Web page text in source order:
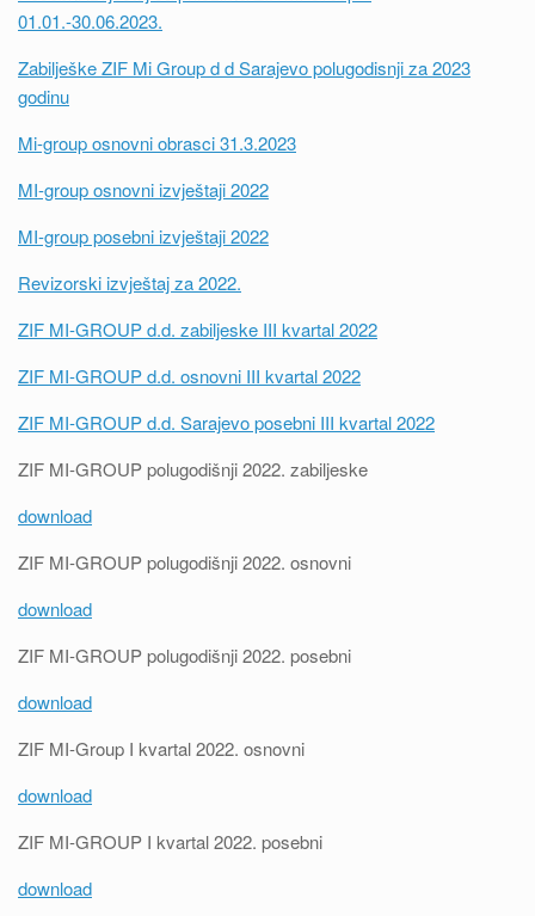
01.01.-30.06.2023.
Zabilješke ZIF Mi Group d d Sarajevo polugodisnji za 2023
godinu
Mi-group osnovni obrasci 31.3.2023
MI-group osnovni izvještaji 2022
MI-group posebni izvještaji 2022
Revizorski izvještaj za 2022.
ZIF MI-GROUP d.d. zabiljeske III kvartal 2022
ZIF MI-GROUP d.d. osnovni III kvartal 2022
ZIF MI-GROUP d.d. Sarajevo posebni III kvartal 2022
ZIF MI-GROUP polugodišnji 2022. zabiljeske
download
ZIF MI-GROUP polugodišnji 2022. osnovni
download
ZIF MI-GROUP polugodišnji 2022. posebni
download
ZIF MI-Group I kvartal 2022. osnovni
download
ZIF MI-GROUP I kvartal 2022. posebni
download